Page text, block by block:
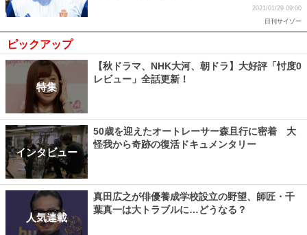
2021/01/29 09:00
日刊サイゾー
ピックアップ
特集
【秋ドラマ、NHK大河、朝ドラ】大好評「忖度0
レビュー」全話更新！
インタビュー
50歳を迎えたオートレーサー森且行に密着 大
怪我から奇跡の復活ドキュメンタリー
人気連載
真田広之が俳優養成学校設立の野望、師匠・千
葉真一は大トラブルに…どうなる？